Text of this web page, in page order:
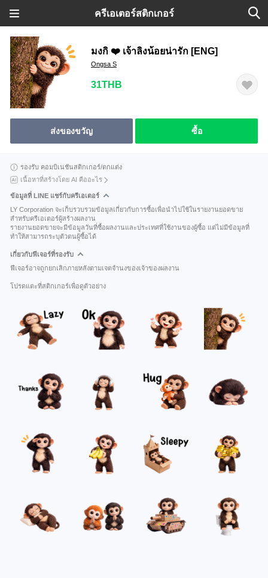
ครีเอเตอร์สติกเกอร์
มงกิ ❤️ เจ้าลิงน้อยน่ารัก [ENG]
Ongsa S
31THB
ส่งของขวัญ ซื้อ
รองรับ คอมบิเนชันสติกเกอร์/ตกแต่ง
เนื้อหาที่สร้างโดย AI คืออะไร
ข้อมูลที่ LINE แชร์กับครีเอเตอร์
LY Corporation จะเก็บรวบรวมข้อมูลเกี่ยวกับการซื้อเพื่อนำไปใช้ในรายงานยอดขาย
สำหรับครีเอเตอร์ผู้สร้างผลงาน
รายงานยอดขายจะมีข้อมูลวันที่ซื้อผลงานและประเทศที่ใช้งานของผู้ซื้อ แต่ไม่มีข้อมูลที่
ทำให้สามารถระบุตัวตนผู้ซื้อได้
เกี่ยวกับฟีเจอร์ที่รองรับ
ฟีเจอร์อาจถูกยกเลิกภายหลังตามเจตจำนงของเจ้าของผลงาน
โปรดแตะที่สติกเกอร์เพื่อดูตัวอย่าง